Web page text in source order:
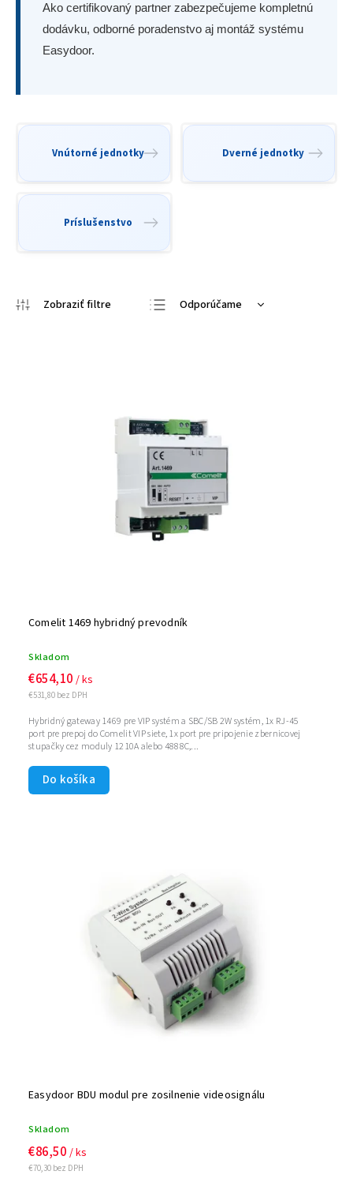
Ako certifikovaný partner zabezpečujeme kompletnú
dodávku, odborné poradenstvo aj montáž systému
Easydoor.
Vnútorné jednotky Dverné jednotky
Príslušenstvo
Odporúčame
Comelit 1469 hybridný prevodník
Skladom
€531,80 bez DPH
€654,10 / ks
Do košíka
Hybridný gateway 1469 pre VIP systém a SBC/SB 2W systém, 1x RJ-45
port pre prepoj do Comelit VIP siete, 1x port pre pripojenie zbernicovej
stupačky cez moduly 1210A alebo 4888C,...
Easydoor BDU modul pre zosilnenie videosignálu
Skladom
€70,30 bez DPH
€86,50 / ks